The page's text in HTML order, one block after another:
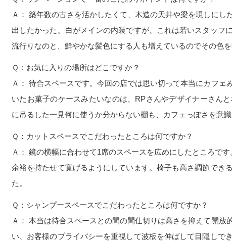
Ａ： 築年数の古さを活かしたくて、木造の天井や梁を現しに
出したかった。白がメインの内装ですが、これは若いスタッフ
流行りなのと、鮮やかな髪色にする人も増えているのでその色
Ｑ：お気に入りの場所はどこですか？
Ａ： 待合スペースです。今回の店では思い切って本当にカフ
いたお菓子のケースみたいなのは、RPさんやデザイナーさん
に吊るした一見何に使うか分からない棚も、カフェっぽさを意
Ｑ：カットスペースでこだわったところは何ですか？
Ａ： 鏡の横幅に合わせて1席のスペースを広めにしたところで
余裕を持たせて寛げるようにしています。椅子も高さ調節でき
た。
Ｑ：シャンプースペースでこだわったところは何ですか？
Ａ： 本当は待合スペースとの間の間仕切りは高さを抑えて開
い、お客様のプライバシーを重視して波板を伸ばして目隠しで